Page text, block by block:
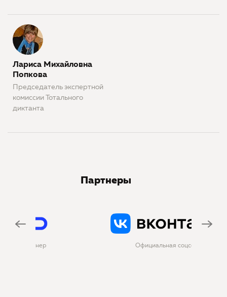
Лариса Михайловна
Попкова
Председатель экспертной
комиссии Тотального
диктанта
Партнеры
Официальная соцсеть